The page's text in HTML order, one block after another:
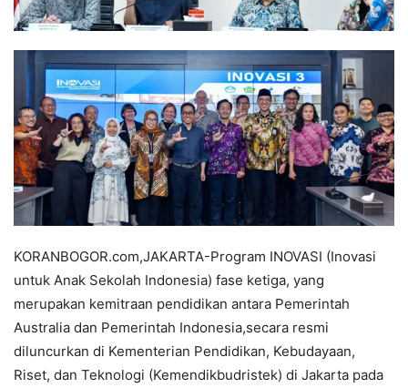
KORANBOGOR.com,JAKARTA-Program INOVASI (Inovasi
untuk Anak Sekolah Indonesia) fase ketiga, yang
merupakan kemitraan pendidikan antara Pemerintah
Australia dan Pemerintah Indonesia,secara resmi
diluncurkan di Kementerian Pendidikan, Kebudayaan,
Riset, dan Teknologi (Kemendikbudristek) di Jakarta pada